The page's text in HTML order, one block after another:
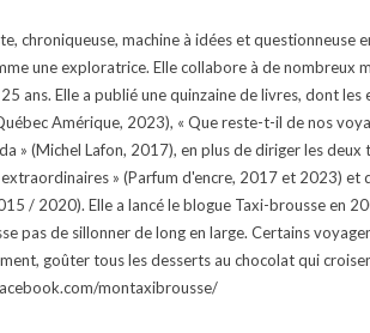
chroniqueuse, machine à idées et questionneuse
une exploratrice. Elle collabore à de nombreux
ans. Elle a publié une quinzaine de livres, dont les
Amérique, 2023), « Que reste-t-il de nos
» (Michel Lafon, 2017), en plus de diriger les deux
» (Parfum d'encre, 2017 et 2023) et
/ 2020). Elle a lancé le blogue Taxi-brousse en
pas de sillonner de long en large. Certains
goûter tous les desserts au chocolat qui
montaxibrousse/